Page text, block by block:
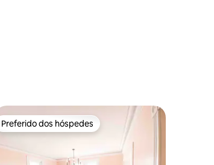
Preferido dos hóspedes
Preferido dos hóspedes